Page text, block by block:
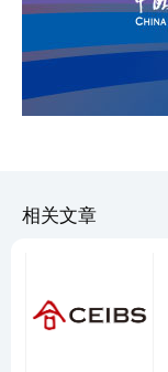
相关文章